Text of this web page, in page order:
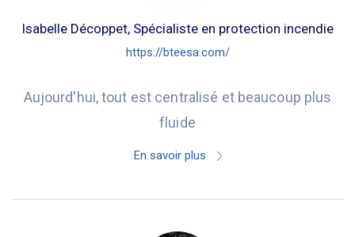
Isabelle Décoppet, Spécialiste en protection incendie
https://bteesa.com/
Aujourd'hui, tout est centralisé et beaucoup plus
fluide
En savoir plus